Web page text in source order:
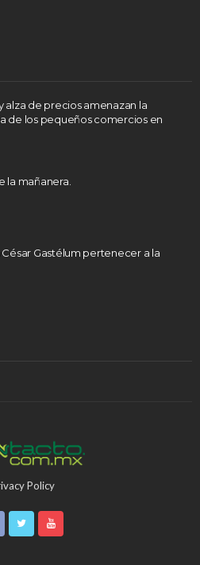
alza de precios amenazan la
de los pequeños comercios en
la mañanera.
César Gastélum pertenecer a la
Policy